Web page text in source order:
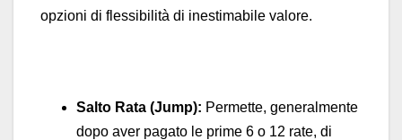
opzioni di flessibilità di inestimabile valore.
Salto Rata (Jump): Permette, generalmente
dopo aver pagato le prime 6 o 12 rate, di